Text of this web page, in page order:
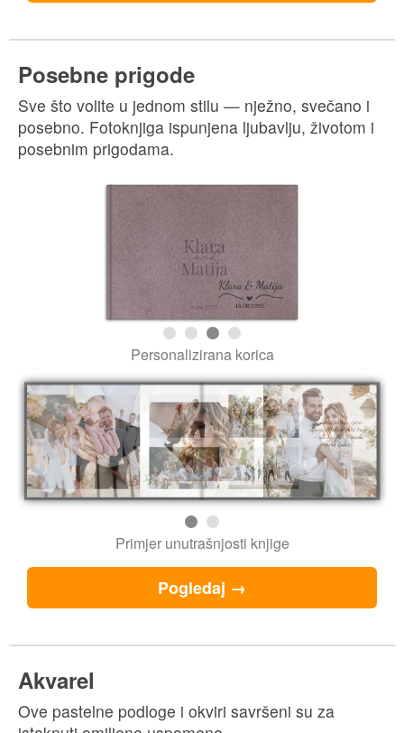
Personalizirana korica
Primjer unutrašnjosti knjige
Pogledaj →
Veličine knjiga i cijene